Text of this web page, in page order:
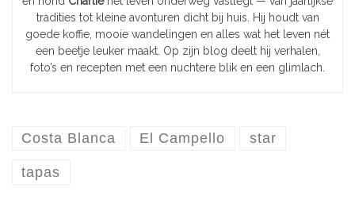
tradities tot kleine avonturen dicht bij huis. Hij houdt van
goede koffie, mooie wandelingen en alles wat het leven nét
een beetje leuker maakt. Op zijn blog deelt hij verhalen,
foto’s en recepten met een nuchtere blik en een glimlach.
Costa Blanca El Campello star
tapas